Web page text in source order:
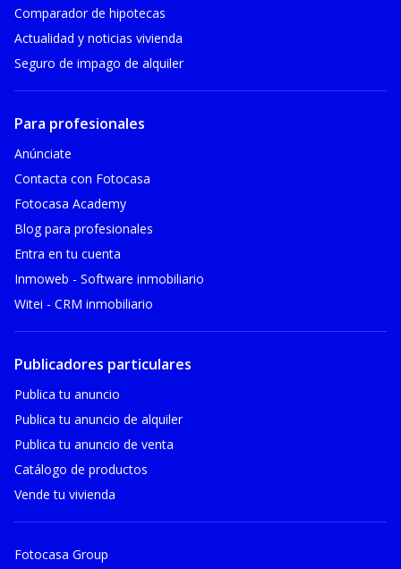
Comparador de hipotecas
Actualidad y noticias vivienda
Seguro de impago de alquiler
Para profesionales
Anúnciate
Contacta con Fotocasa
Fotocasa Academy
Blog para profesionales
Entra en tu cuenta
Inmoweb - Software inmobiliario
Witei - CRM inmobiliario
Publicadores particulares
Publica tu anuncio
Publica tu anuncio de alquiler
Publica tu anuncio de venta
Catálogo de productos
Vende tu vivienda
Fotocasa Group